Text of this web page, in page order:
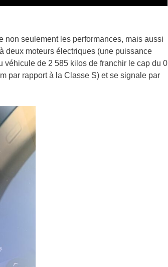
non seulement les performances, mais aussi
deux moteurs électriques (une puissance
véhicule de 2 585 kilos de franchir le cap du 0
par rapport à la Classe S) et se signale par